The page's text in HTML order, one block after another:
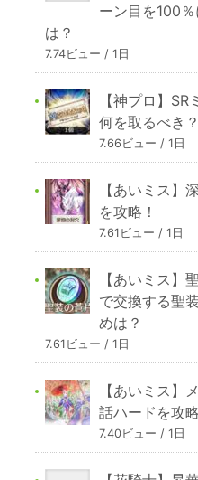
ーン目を100
は？
7.74ビュー / 1日
【神プロ】SR
何を取るべき？
7.66ビュー / 1日
【あいミス】
を攻略！
7.61ビュー / 1日
【あいミス】
で交換する聖
めは？
7.61ビュー / 1日
【あいミス】
話ハードを攻略
7.40ビュー / 1日